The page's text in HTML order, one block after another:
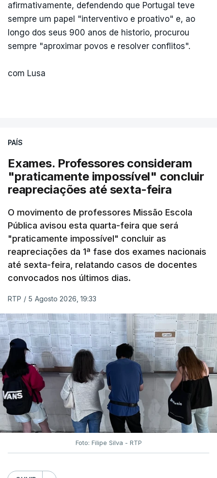
afirmativamente, defendendo que Portugal teve
sempre um papel "interventivo e proativo" e, ao
longo dos seus 900 anos de historio, procurou
sempre "aproximar povos e resolver conflitos".
com Lusa
PAÍS
Exames. Professores consideram
"praticamente impossível" concluir
reapreciações até sexta-feira
O movimento de professores Missão Escola
Pública avisou esta quarta-feira que será
"praticamente impossível" concluir as
reapreciações da 1ª fase dos exames nacionais
até sexta-feira, relatando casos de docentes
convocados nos últimos dias.
RTP / 5 Agosto 2026, 19:33
Foto: Filipe Silva - RTP